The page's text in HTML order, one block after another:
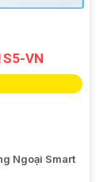
VN
Ngoại Smart